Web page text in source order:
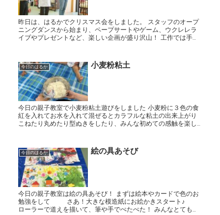
昨日は、はるかでクリスマス会をしました。 スタッフのオープ
ニングダンスから始まり、ペープサートやゲーム、ウクレレラ
イブやプレゼントなど、楽しい企画が盛り沢山！ 工作では手作
今日のはるか 小麦粉粘土
今日の親子教室で小麦粉粘土遊びをしました 小麦粉に３色の食
紅を入れてお水を入れて混ぜるとカラフルな粘土の出来上がり
こねたり丸めたり型ぬきをしたり、みんな初めての感触を楽し
今日のはるか 絵の具あそび
今日の親子教室は絵の具あそび！ まずは絵本やカードで色のお
勉強をして さあ！大きな模造紙にお絵かきスタート♪
ローラーで道えを描いて、筆や手でぺたぺた！ みんなとても積